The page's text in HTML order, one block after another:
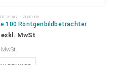
, X-RAY + ZUBEHÖR
100 Röntgenbildbetrachter
exkl. MwSt